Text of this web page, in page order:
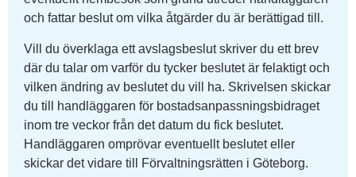
och fattar beslut om vilka åtgärder du är berättigad till.
Vill du överklaga ett avslagsbeslut skriver du ett brev
där du talar om varför du tycker beslutet är felaktigt och
vilken ändring av beslutet du vill ha. Skrivelsen skickar
du till handläggaren för bostadsanpassningsbidraget
inom tre veckor från det datum du fick beslutet.
Handläggaren omprövar eventuellt beslutet eller
skickar det vidare till Förvaltningsrätten i Göteborg.